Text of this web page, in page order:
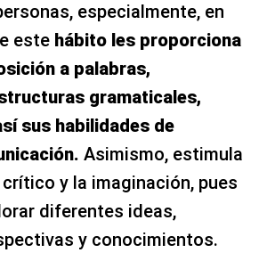
especialmente, en
este hábito les proporciona
a palabras,
gramaticales,
sus habilidades de
Asimismo, estimula
y la imaginación, pues
diferentes ideas,
y conocimientos.